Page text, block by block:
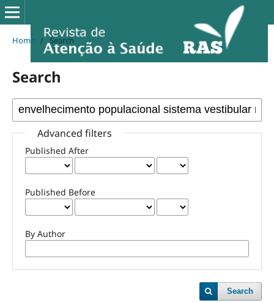
Home / Search
Search
Advanced filters
Published After
Published Before
By Author
Search